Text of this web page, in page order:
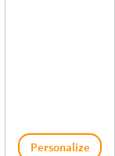
Personalize